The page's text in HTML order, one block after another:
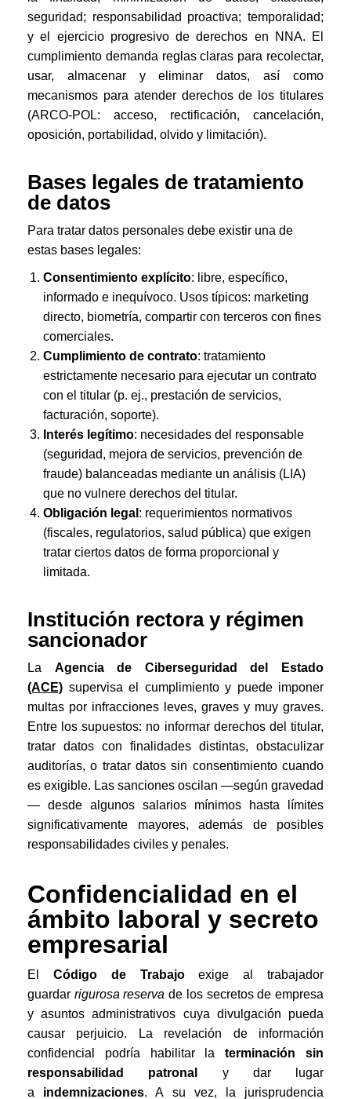
seguridad; responsabilidad proactiva; temporalidad;
y el ejercicio progresivo de derechos en NNA. El
cumplimiento demanda reglas claras para recolectar,
usar, almacenar y eliminar datos, así como
mecanismos para atender derechos de los titulares
(ARCO-POL: acceso, rectificación, cancelación,
oposición, portabilidad, olvido y limitación).
Bases legales de tratamiento
de datos
Para tratar datos personales debe existir una de
estas bases legales:
Consentimiento explícito: libre, específico,
informado e inequívoco. Usos típicos: marketing
directo, biometría, compartir con terceros con fines
comerciales.
Cumplimiento de contrato: tratamiento
estrictamente necesario para ejecutar un contrato
con el titular (p. ej., prestación de servicios,
facturación, soporte).
Interés legítimo: necesidades del responsable
(seguridad, mejora de servicios, prevención de
fraude) balanceadas mediante un análisis (LIA)
que no vulnere derechos del titular.
Obligación legal : requerimientos normativos
(fiscales, regulatorios, salud pública) que exigen
tratar ciertos datos de forma proporcional y
limitada.
Institución rectora y régimen
sancionador
La Agencia de Ciberseguridad del Estado
(ACE) supervisa el cumplimiento y puede imponer
multas por infracciones leves, graves y muy graves.
Entre los supuestos: no informar derechos del titular,
tratar datos con finalidades distintas, obstaculizar
auditorías, o tratar datos sin consentimiento cuando
es exigible. Las sanciones oscilan —según gravedad
— desde algunos salarios mínimos hasta límites
significativamente mayores, además de posibles
responsabilidades civiles y penales.
Confidencialidad en el
ámbito laboral y secreto
empresarial
El Código de Trabajoexige al trabajador
guardar rigurosa reserva de los secretos de empresa
y asuntos administrativos cuya divulgación pueda
causar perjuicio. La revelación de información
confidencial podría habilitar laterminación sin
responsabilidad patronal
y dar lugar
a indemnizaciones. A su vez, la jurisprudencia